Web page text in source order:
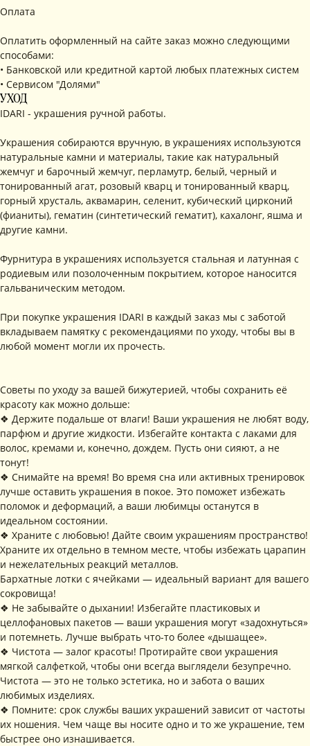
Оплата
Оплатить оформленный на сайте заказ можно следующими
способами:
• Банковской или кредитной картой любых платежных систем
• Сервисом "Долями"
УХОД
IDARI - украшения ручной работы.
Украшения собираются вручную, в украшениях используются
натуральные камни и материалы, такие как натуральный
жемчуг и барочный жемчуг, перламутр, белый, черный и
тонированный агат, розовый кварц и тонированный кварц,
горный хрусталь, аквамарин, селенит, кубический цирконий
(фианиты), гематин (синтетический гематит), кахалонг, яшма и
другие камни.
Фурнитура в украшениях используется стальная и латунная с
родиевым или позолоченным покрытием, которое наносится
гальваническим методом.
При покупке украшения IDARI в каждый заказ мы с заботой
вкладываем памятку с рекомендациями по уходу, чтобы вы в
любой момент могли их прочесть.
Советы по уходу за вашей бижутерией, чтобы сохранить её
красоту как можно дольше:
❖ Держите подальше от влаги! Ваши украшения не любят воду,
парфюм и другие жидкости. Избегайте контакта с лаками для
волос, кремами и, конечно, дождем. Пусть они сияют, а не
тонут!
❖ Снимайте на время! Во время сна или активных тренировок
лучше оставить украшения в покое. Это поможет избежать
поломок и деформаций, а ваши любимцы останутся в
идеальном состоянии.
❖ Храните с любовью! Дайте своим украшениям пространство!
Храните их отдельно в темном месте, чтобы избежать царапин
и нежелательных реакций металлов.
Бархатные лотки с ячейками — идеальный вариант для вашего
сокровища!
❖ Не забывайте о дыхании! Избегайте пластиковых и
целлофановых пакетов — ваши украшения могут «задохнуться»
и потемнеть. Лучше выбрать что-то более «дышащее».
❖ Чистота — залог красоты! Протирайте свои украшения
мягкой салфеткой, чтобы они всегда выглядели безупречно.
Чистота — это не только эстетика, но и забота о ваших
любимых изделиях.
❖ Помните: срок службы ваших украшений зависит от частоты
их ношения. Чем чаще вы носите одно и то же украшение, тем
быстрее оно изнашивается.
Сайт разработан
Digital-Step
ПОДПИШИТЕСЬ НАРАССЫЛКУ
Я соглашаюсь с обработкой персональных данных в соответствии с
политикой конфиденциальности
подписаться
• Доставка и оплата
по уходу
• Главная
+ 7 (916) 958-00-78
Договор публичной
оферты
конфиденциальности
ОГРН 324547600025580
ИП Хайруллина Сюзанна
Эдуардовна
ИНФОРМАЦИЯ
КОНТАКТЫ
РАЗДЕЛЫ ИНТЕРНЕТ-МАГАЗИНА
Instagram принадлежит компании Meta,